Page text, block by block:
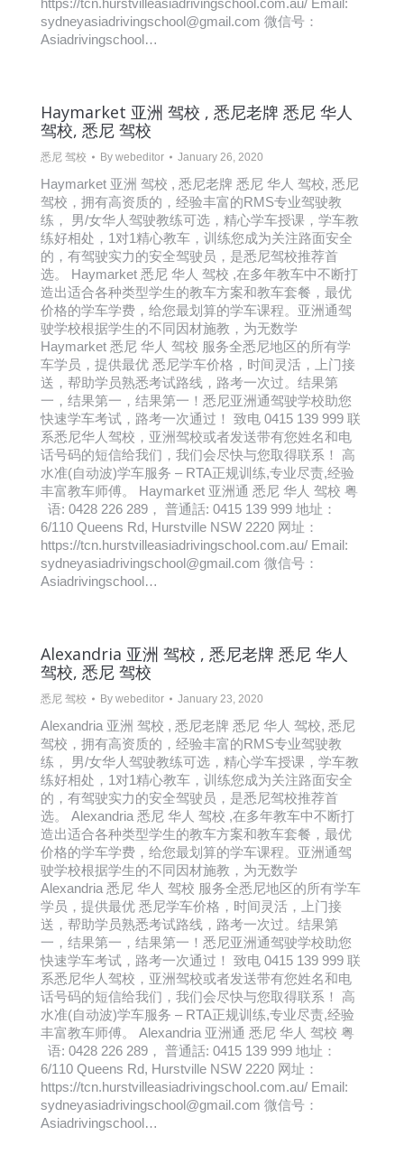
https://tcn.hurstvilleasiadrivingschool.com.au/ Email:
sydneyasiadrivingschool@gmail.com 微信号：
Asiadrivingschool…
Haymarket 亚洲 驾校 , 悉尼老牌 悉尼 华人
驾校, 悉尼 驾校
悉尼 驾校 By webeditor January 26, 2020
Haymarket 亚洲 驾校 , 悉尼老牌 悉尼 华人 驾校, 悉尼
驾校，拥有高资质的，经验丰富的RMS专业驾驶教
练， 男/女华人驾驶教练可选，精心学车授课，学车教
练好相处，1对1精心教车，训练您成为关注路面安全
的，有驾驶实力的安全驾驶员，是悉尼驾校推荐首
选。 Haymarket 悉尼 华人 驾校 ,在多年教车中不断打
造出适合各种类型学生的教车方案和教车套餐，最优
价格的学车学费，给您最划算的学车课程。亚洲通驾
驶学校根据学生的不同因材施教，为无数学
Haymarket 悉尼 华人 驾校 服务全悉尼地区的所有学
车学员，提供最优 悉尼学车价格，时间灵活，上门接
送，帮助学员熟悉考试路线，路考一次过。结果第
一，结果第一，结果第一！悉尼亚洲通驾驶学校助您
快速学车考试，路考一次通过！ 致电 0415 139 999 联
系悉尼华人驾校，亚洲驾校或者发送带有您姓名和电
话号码的短信给我们，我们会尽快与您取得联系！ 高
水准(自动波)学车服务 – RTA正规训练,专业尽责,经验
丰富教车师傅。 Haymarket 亚洲通 悉尼 华人 驾校 粤
语: 0428 226 289， 普通話: 0415 139 999 地址：
6/110 Queens Rd, Hurstville NSW 2220 网址：
https://tcn.hurstvilleasiadrivingschool.com.au/ Email:
sydneyasiadrivingschool@gmail.com 微信号：
Asiadrivingschool…
Alexandria 亚洲 驾校 , 悉尼老牌 悉尼 华人
驾校, 悉尼 驾校
悉尼 驾校 By webeditor January 23, 2020
Alexandria 亚洲 驾校 , 悉尼老牌 悉尼 华人 驾校, 悉尼
驾校，拥有高资质的，经验丰富的RMS专业驾驶教
练， 男/女华人驾驶教练可选，精心学车授课，学车教
练好相处，1对1精心教车，训练您成为关注路面安全
的，有驾驶实力的安全驾驶员，是悉尼驾校推荐首
选。 Alexandria 悉尼 华人 驾校 ,在多年教车中不断打
造出适合各种类型学生的教车方案和教车套餐，最优
价格的学车学费，给您最划算的学车课程。亚洲通驾
驶学校根据学生的不同因材施教，为无数学
Alexandria 悉尼 华人 驾校 服务全悉尼地区的所有学车
学员，提供最优 悉尼学车价格，时间灵活，上门接
送，帮助学员熟悉考试路线，路考一次过。结果第
一，结果第一，结果第一！悉尼亚洲通驾驶学校助您
快速学车考试，路考一次通过！ 致电 0415 139 999 联
系悉尼华人驾校，亚洲驾校或者发送带有您姓名和电
话号码的短信给我们，我们会尽快与您取得联系！ 高
水准(自动波)学车服务 – RTA正规训练,专业尽责,经验
丰富教车师傅。 Alexandria 亚洲通 悉尼 华人 驾校 粤
语: 0428 226 289， 普通話: 0415 139 999 地址：
6/110 Queens Rd, Hurstville NSW 2220 网址：
https://tcn.hurstvilleasiadrivingschool.com.au/ Email:
sydneyasiadrivingschool@gmail.com 微信号：
Asiadrivingschool…